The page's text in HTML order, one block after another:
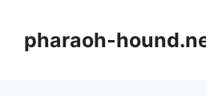
contenupharaoh-